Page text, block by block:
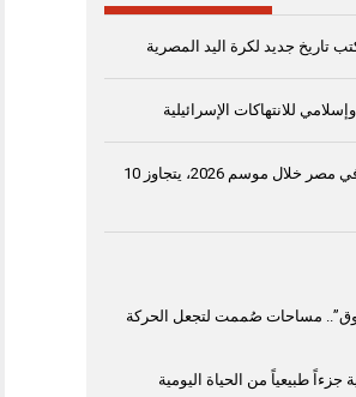
تاريخ جديد لكرة اليد المصرية
للانتهاكات الإسرائيلية
إنتاج القمح في مصر خلال موسم 2026، يتجاوز 10
مساحات صُممت لتجعل الحركة
جزءاً طبيعياً من الحياة اليومية